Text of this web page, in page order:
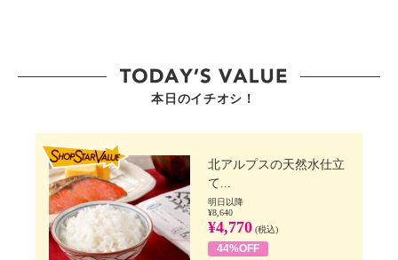
本日のイチオシ！
北アルプスの天然水仕立
て...
明日以降
¥8,640
¥4,770 (税込)
44%OFF